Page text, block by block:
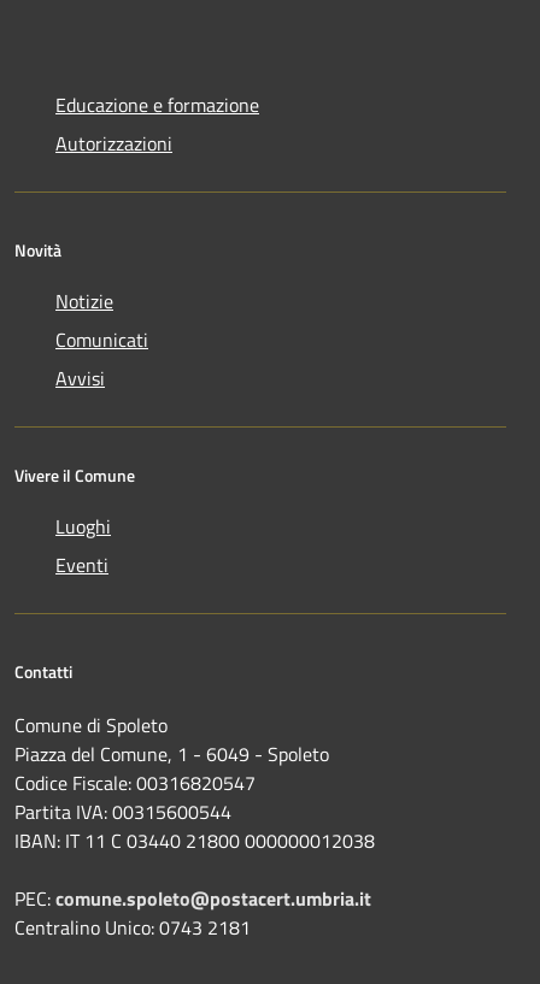
Educazione e formazione
Autorizzazioni
Novità
Notizie
Comunicati
Avvisi
Vivere il Comune
Luoghi
Eventi
Contatti
Comune di Spoleto
Piazza del Comune, 1 - 6049 - Spoleto
Codice Fiscale: 00316820547
Partita IVA: 00315600544
IBAN: IT 11 C 03440 21800 000000012038
PEC:comune.spoleto@postacert.umbria.it
Centralino Unico: 0743 2181